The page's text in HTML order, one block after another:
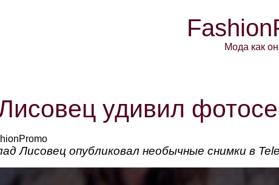
Мода как
удивил
Лисовец опубликовал необычные снимки в